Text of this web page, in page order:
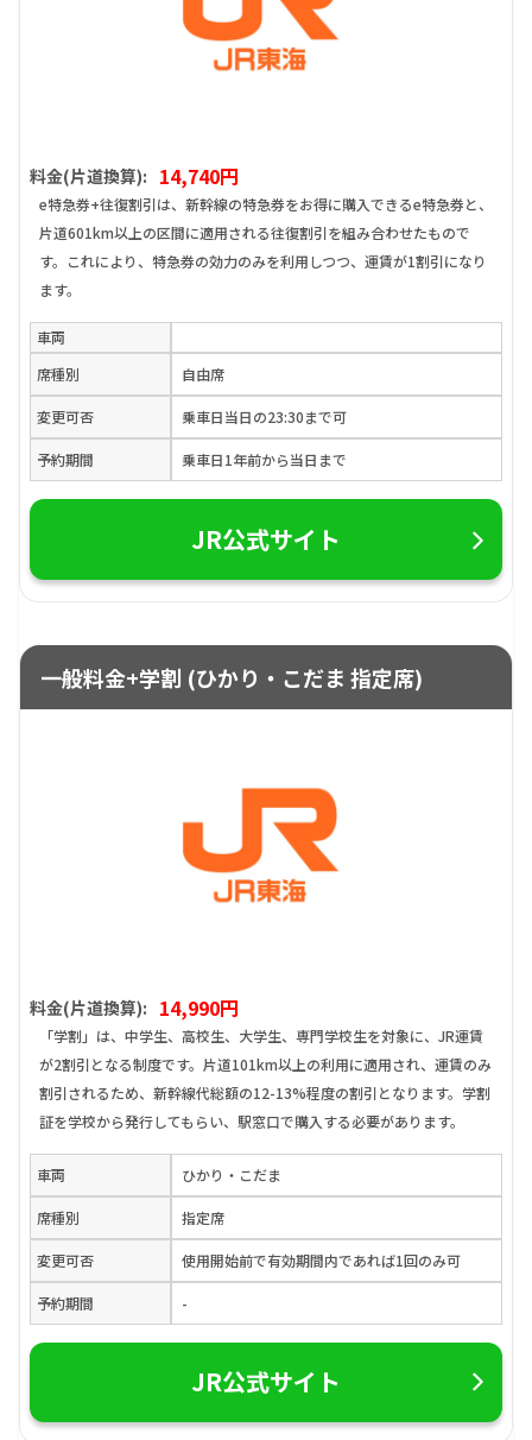
料金(片道換算): 14,740円
e特急券+往復割引は、新幹線の特急券をお得に購入できるe特急券と、
片道601km以上の区間に適用される往復割引を組み合わせたもので
す。これにより、特急券の効力のみを利用しつつ、運賃が1割引になり
ます。
車両
席種別
自由席
変更可否 乗車日当日の23:30まで可
予約期間 乗車日1年前から当日まで
JR公式サイト
一般料金+学割 (ひかり・こだま 指定席)
料金(片道換算): 14,990円
「学割」は、中学生、高校生、大学生、専門学校生を対象に、JR運賃
が2割引となる制度です。片道101km以上の利用に適用され、運賃のみ
割引されるため、新幹線代総額の12-13%程度の割引となります。学割
証を学校から発行してもらい、駅窓口で購入する必要があります。
車両 ひかり・こだま
席種別 指定席
変更可否 使用開始前で有効期間内であれば1回のみ可
予約期間 -
JR公式サイト